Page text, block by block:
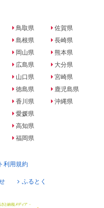
鳥取県
島根県
岡山県
広島県
山口県
徳島県
香川県
愛媛県
高知県
福岡県
佐賀県
長崎県
熊本県
大分県
宮崎県
鹿児島県
沖縄県
利用規約
ふるとく